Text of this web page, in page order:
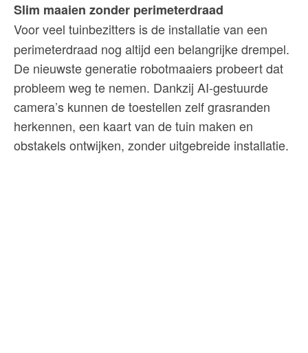
Slim maaien zonder perimeterdraad
Voor veel tuinbezitters is de installatie van een
perimeterdraad nog altijd een belangrijke drempel.
De nieuwste generatie robotmaaiers probeert dat
probleem weg te nemen. Dankzij AI-gestuurde
camera’s kunnen de toestellen zelf grasranden
herkennen, een kaart van de tuin maken en
obstakels ontwijken, zonder uitgebreide installatie.